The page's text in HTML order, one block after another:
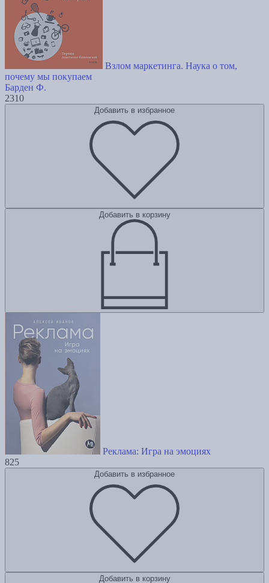
Взлом маркетинга. Наука о том,
почему мы покупаем
Барден Ф.
2310
Добавить в избранное
Добавить в корзину
Реклама: Игра на эмоциях
825
Добавить в избранное
Добавить в корзину